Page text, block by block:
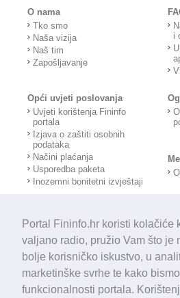
Portal Fininfo.hr koristi kolačiće
valjano radio, pružio Vam što je
bolje korisničko iskustvo, u
marketinške svrhe te kako
funkcionalnosti portala.
O nama
Tko smo
Naša vizija
Naš tim
Zapošljavanje
i
Opći uvjeti poslovanja
Uvjeti korištenja Fininfo
portala
Izjava o zaštiti osobnih
podataka
Načini plaćanja
Usporedba paketa
Inozemni bonitetni izvještaji